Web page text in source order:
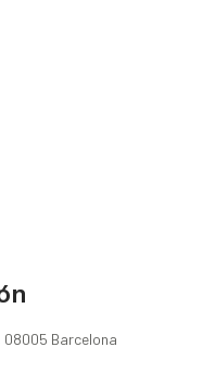
08005 Barcelona